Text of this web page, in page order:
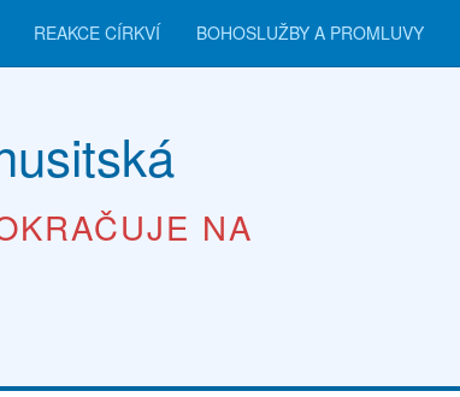
REAKCE CÍRKVÍ BOHOSLUŽBY A PROMLUVY
NA